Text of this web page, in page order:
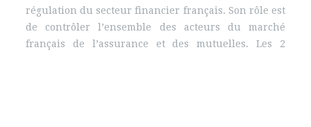
régulation du secteur financier français. Son rôle est
de contrôler l’ensemble des acteurs du marché
français de l’assurance et des mutuelles. Les 2